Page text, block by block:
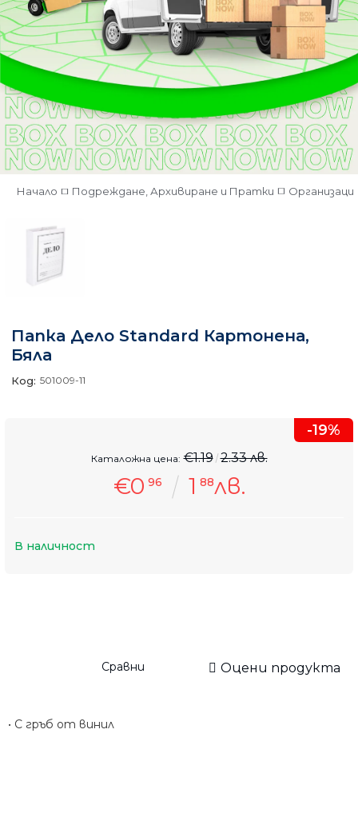
Начало Подреждане, Архивиране и Пратки
Папка Дело Standard Картонена,
Бяла
Код: 501009-11
-19%
€0 96 1 88лв.
Каталожна цена: €1.19 2.33 лв.
В наличност
Сравни Оцени продукта
• С гръб от винил